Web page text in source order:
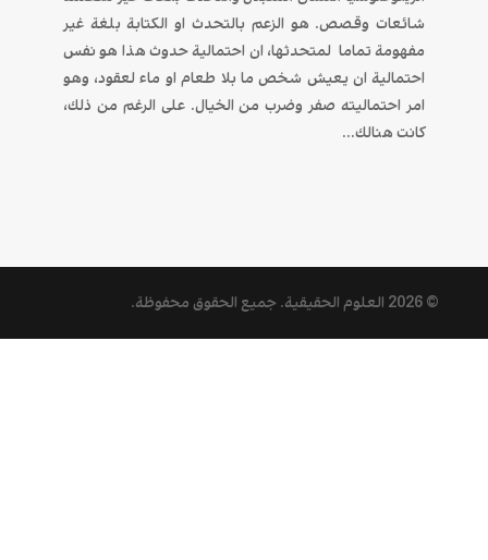
شائعات وقصص. هو الزعم بالتحدث او الكتابة بلغة غير
مفهومة تماما لمتحدثها، ان احتمالية حدوث هذا هو نفس
احتمالية ان يعيش شخص ما بلا طعام او ماء لعقود، وهو
امر احتماليته صفر وضرب من الخيال. على الرغم من ذلك،
كانت هنالك...
© 2026 العلوم الحقيقية. جميع الحقوق محفوظة.